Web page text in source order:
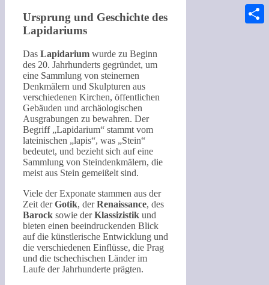
Ursprung und Geschichte des
Lapidariums
Das Lapidarium wurde zu Beginn
des 20. Jahrhunderts gegründet, um
eine Sammlung von steinernen
Denkmälern und Skulpturen aus
verschiedenen Kirchen, öffentlichen
Gebäuden und archäologischen
Ausgrabungen zu bewahren. Der
Begriff „Lapidarium“ stammt vom
lateinischen „lapis“, was „Stein“
bedeutet, und bezieht sich auf eine
Sammlung von Steindenkmälern, die
meist aus Stein gemeißelt sind.
Viele der Exponate stammen aus der
Zeit derGotik, derRenaissance, des
Barock sowie derKlassizistik und
bieten einen beeindruckenden Blick
auf die künstlerische Entwicklung und
die verschiedenen Einflüsse, die Prag
und die tschechischen Länder im
Laufe der Jahrhunderte prägten.